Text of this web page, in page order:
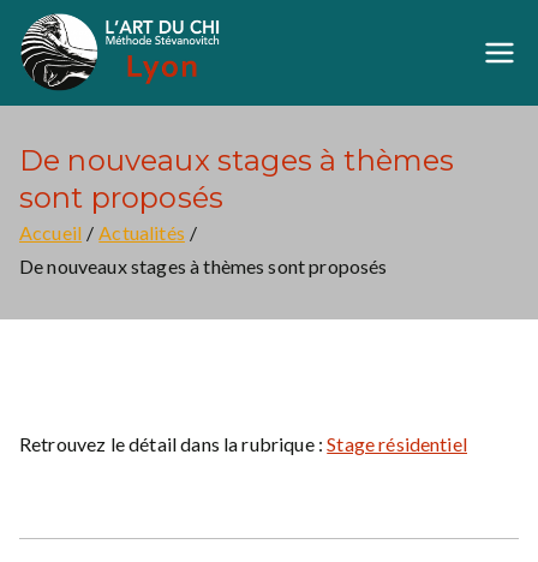
Aller
contenu
De nouveaux stages à thèmes
sont proposés
Accueil
Actualités
De nouveaux stages à thèmes sont proposés
Retrouvez le détail dans la rubrique :Stage résidentiel